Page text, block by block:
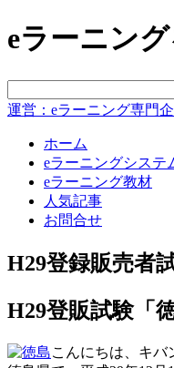
eラーニン
運営：eラーニング専門
ホーム
eラーニングシステ
eラーニング教材
人気記事
お問合せ
H29登録販売者
H29登販試験「
こんにちは、キバ